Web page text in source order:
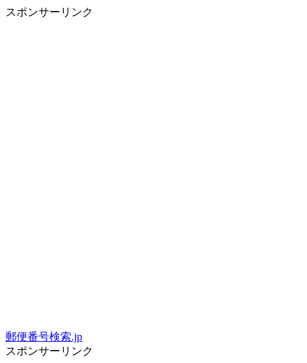
スポンサーリンク
郵便番号検索.jp
スポンサーリンク